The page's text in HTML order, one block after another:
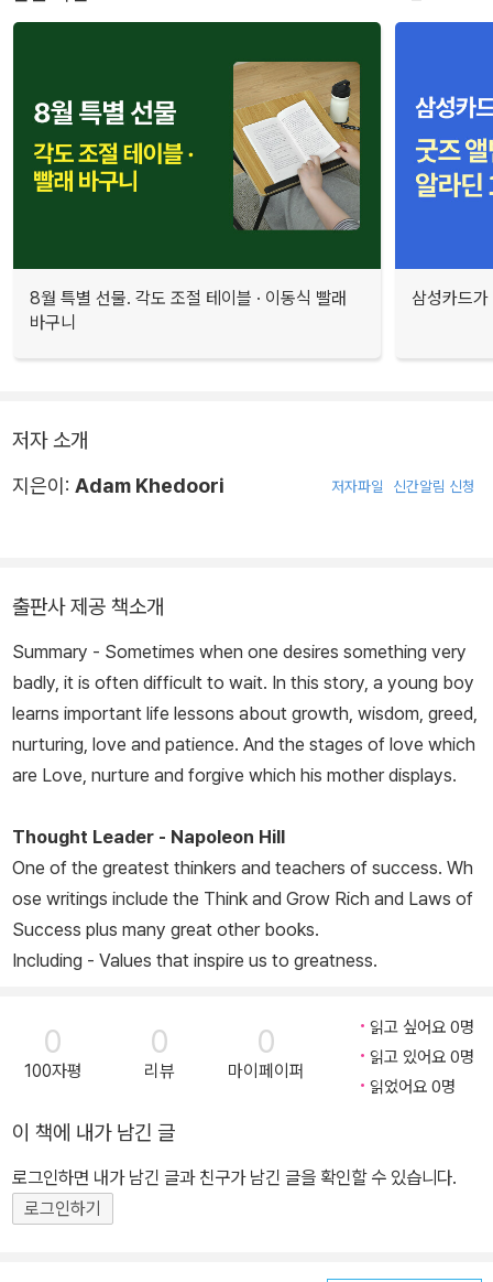
8월 특별 선물. 각도 조절 테이블 · 이동식 빨래
바구니
삼성카드
저자 소개
지은이: Adam Khedoori 저자파일 신간알림 신청
출판사 제공 책소개
Summary - Sometimes when one desires something very
badly, it is often difficult to wait. In this story, a young boy
learns important life lessons about growth, wisdom, greed,
nurturing, love and patience. And the stages of love which
are Love, nurture and forgive which his mother displays.
Thought Leader - Napoleon Hill
One of the greatest thinkers and teachers of success. Wh
ose writings include the Think and Grow Rich and Laws of
Success plus many great other books.
Including - Values that inspire us to greatness.
0
100자평
0
리뷰
0
마이페이퍼
읽고 싶어요 0명
읽고 있어요 0명
읽었어요 0명
이 책에 내가 남긴 글
로그인하면 내가 남긴 글과 친구가 남긴 글을 확인할 수 있습니다.
로그인하기